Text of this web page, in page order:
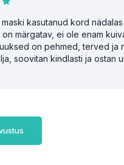
kasutanud kord
on märgatav, ei ole enam
on pehmed, terved ja
soovitan kindlasti ja ostan